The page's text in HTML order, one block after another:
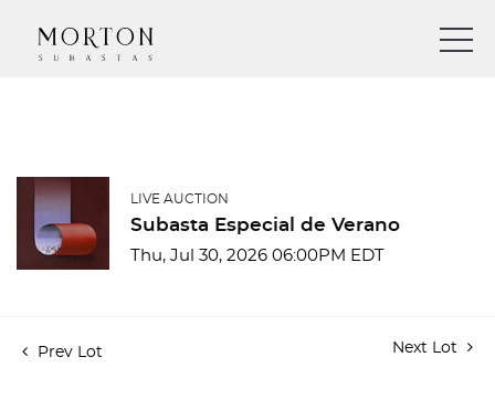
LIVE AUCTION
Subasta Especial de Verano
Thu, Jul 30, 2026 06:00PM EDT
Prev Lot Next Lot